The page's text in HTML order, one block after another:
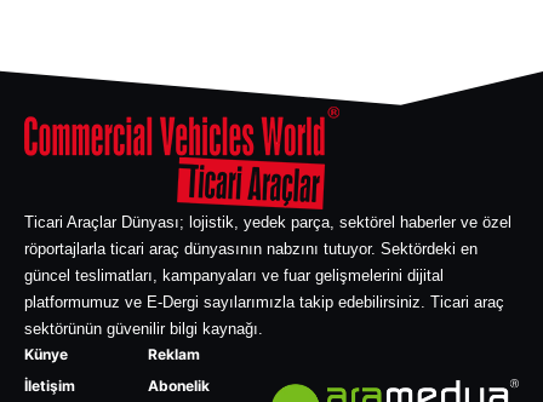
Ticari Araçlar Dünyası; lojistik, yedek parça, sektörel haberler ve özel
röportajlarla ticari araç dünyasının nabzını tutuyor. Sektördeki en
güncel teslimatları, kampanyaları ve fuar gelişmelerini dijital
platformumuz ve E-Dergi sayılarımızla takip edebilirsiniz. Ticari araç
sektörünün güvenilir bilgi kaynağı.
Künye
İletişim
Reklam
Abonelik